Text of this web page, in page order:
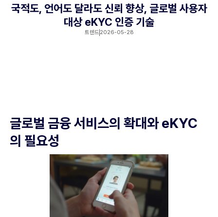
국적도, 언어도 달라도 신뢰 향상, 글로벌 사용자
대상 eKYC 인증 기술
트렌드 2026-05-28
글로벌 금융 서비스의 확대와 eKYC
의 필요성